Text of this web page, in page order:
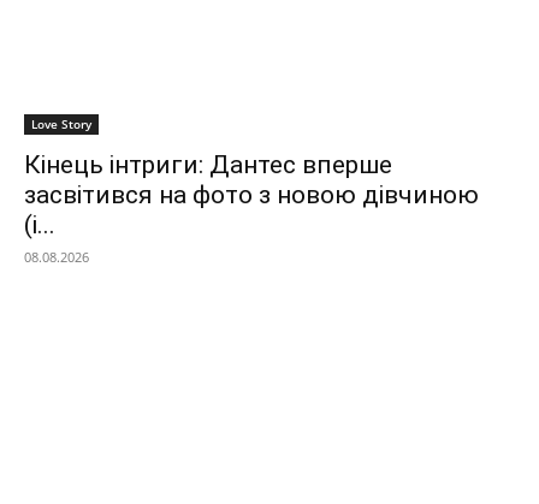
Love Story
Кінець інтриги: Дантес вперше
засвітився на фото з новою дівчиною
(і...
08.08.2026